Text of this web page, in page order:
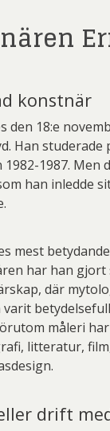
konstnär
den 18:e
Han studerade
1987. Men
han inledde
mest
har han
där
måleri
litteratur,
drift